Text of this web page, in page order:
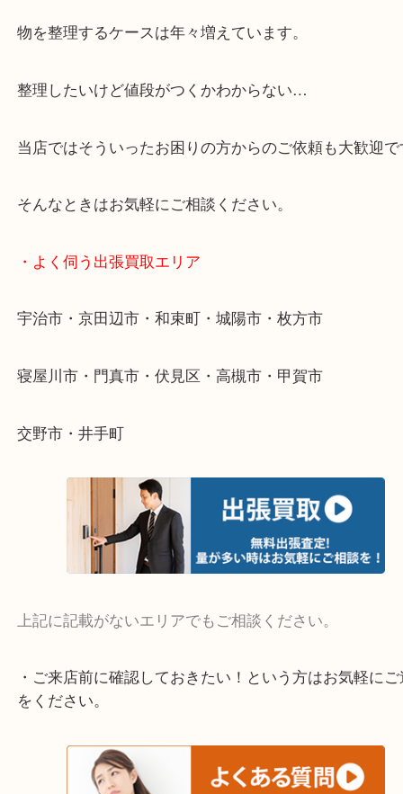
終活・遺品整理・生前整理・断捨離・引っ越し
物を整理するケースは年々増えています。
整理したいけど値段がつくかわからない…
当店ではそういったお困りの方からのご依頼も大歓
そんなときはお気軽にご相談ください。
・よく伺う出張買取エリア
宇治市・京田辺市・和束町・城陽市・枚方市
寝屋川市・門真市・伏見区・高槻市・甲賀市
交野市・井手町